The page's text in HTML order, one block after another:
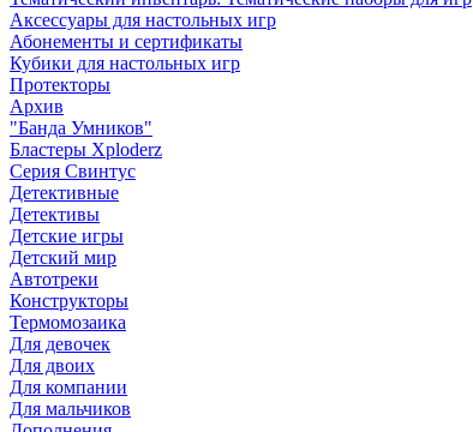
Аксессуары для настольных игр
Абонементы и сертификаты
Кубики для настольных игр
Протекторы
Архив
"Банда Умников"
Бластеры Xploderz
Cерия Свинтус
Детективные
Детективы
Детские игры
Детский мир
Автотреки
Конструкторы
Термомозаика
Для девочек
Для двоих
Для компании
Для мальчиков